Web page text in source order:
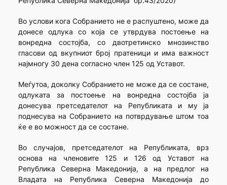
Во услови кога Собранието не е распуштено, може да
донесе одлука со која се утврдува постоење на
вонредна состојба, со двотретинско мнозинство
гласови од вкупниот број пратеници и има важност
најмногу 30 дена согласно член 125 од Уставот.
Меѓутоа, доколку Собранието не може да се состане,
одлуката за постоење на вонредна состојба ја
донесува претседателот на Републиката и му ја
поднесува на Собранието на потврдување штом тоа
ќе е во можност да се состане.
Во случајов, претседателот на Републиката, врз
основа на членовите 125 и 126 од Уставот на
Република Северна Македонија, а на предлог на
Владата на Република Северна Македонија до